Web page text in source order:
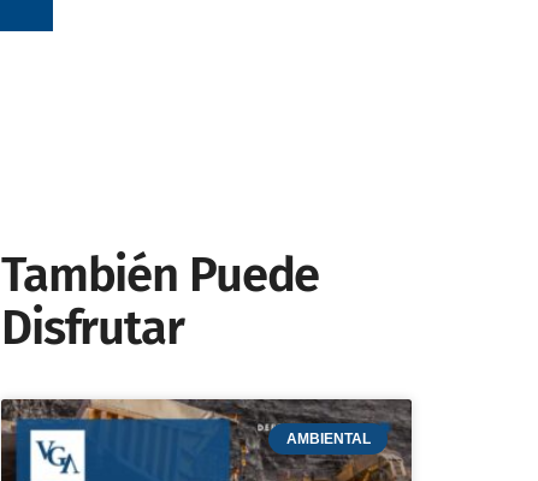
También Puede
Disfrutar
AMBIENTAL